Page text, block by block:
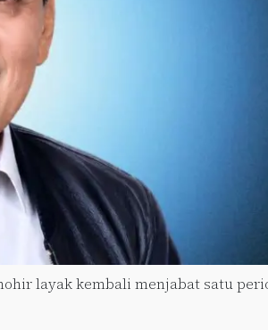
layak kembali menjabat satu